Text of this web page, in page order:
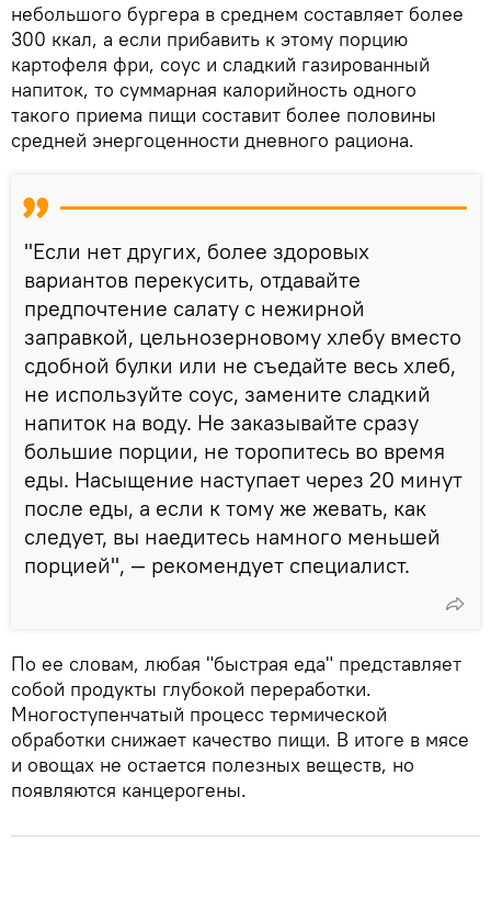
небольшого бургера в среднем составляет более
300 ккал, а если прибавить к этому порцию
картофеля фри, соус и сладкий газированный
напиток, то суммарная калорийность одного
такого приема пищи составит более половины
средней энергоценности дневного рациона.
"Если нет других, более здоровых
вариантов перекусить, отдавайте
предпочтение салату с нежирной
заправкой, цельнозерновому хлебу вместо
сдобной булки или не съедайте весь хлеб,
не используйте соус, замените сладкий
напиток на воду. Не заказывайте сразу
большие порции, не торопитесь во время
еды. Насыщение наступает через 20 минут
после еды, а если к тому же жевать, как
следует, вы наедитесь намного меньшей
порцией", — рекомендует специалист.
По ее словам, любая "быстрая еда" представляет
собой продукты глубокой переработки.
Многоступенчатый процесс термической
обработки снижает качество пищи. В итоге в мясе
и овощах не остается полезных веществ, но
появляются канцерогены.